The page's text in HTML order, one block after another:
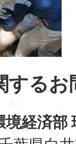
する
境経済部